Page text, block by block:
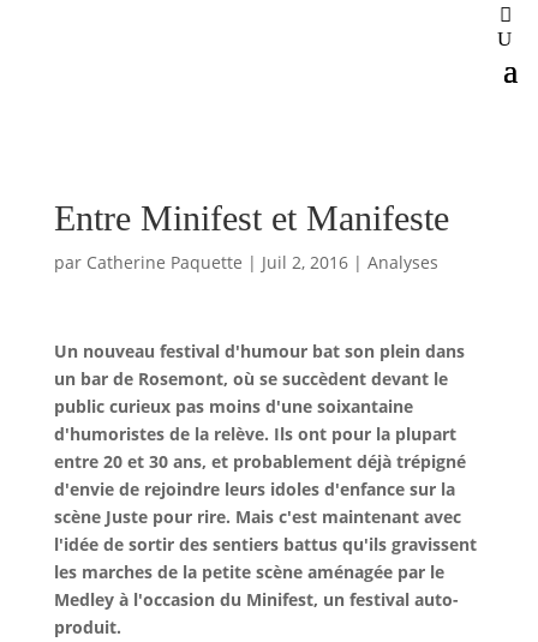
Entre Minifest et Manifeste
par Catherine Paquette | Juil 2, 2016| Analyses
Un nouveau festival d'humour bat son plein dans
un bar de Rosemont, où se succèdent devant le
public curieux pas moins d'une soixantaine
d'humoristes de la relève. Ils ont pour la plupart
entre 20 et 30 ans, et probablement déjà trépigné
d'envie de rejoindre leurs idoles d'enfance sur la
scène Juste pour rire. Mais c'est maintenant avec
l'idée de sortir des sentiers battus qu'ils gravissent
les marches de la petite scène aménagée par le
Medley à l'occasion du Minifest, un festival auto-
produit.